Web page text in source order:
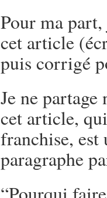
Pour ma
cet article
puis corrigé
Je ne
cet article,
franchise, est
paragraphe